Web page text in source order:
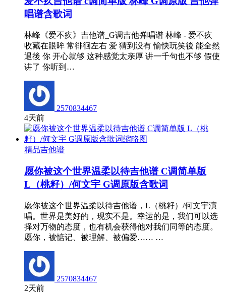
唱谱含歌词
林峰《爱不疚》吉他谱_G调吉他弹唱谱 林峰 - 爱不疚
收藏在眼眸 常徘徊左右 爱 猜到没有 愉快玩笑後 能全然
退後 你 开心就够 这种感觉太亲厚 讲一千句也不够 假使
讲了 你听到…
2570834467
4天前
精品吉他谱
愿你被这个世界温柔以待吉他谱 C调简单版
L（桃籽）/何文宇 G调原版含歌词
愿你被这个世界温柔以待吉他谱，L（桃籽）/何文宇演
唱。世界是美好的，现实不是。幸运的是，我们可以选
择对万物的态度，也有机会获得他对我们同等的态度。
愿你，被惦记、被理解、被偏爱…… …
2570834467
2天前